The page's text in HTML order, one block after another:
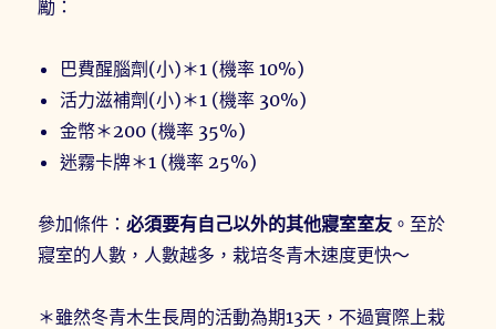
勵：
巴費醒腦劑(小)＊1 (機率 10%)
活力滋補劑(小)＊1 (機率 30%)
金幣＊200 (機率 35%)
迷霧卡牌＊1 (機率 25%)
參加條件：必須要有自己以外的其他寢室室友 。至於
寢室的人數，人數越多，栽培冬青木速度更快～
＊雖然冬青木生長周的活動為期13天，不過實際上栽